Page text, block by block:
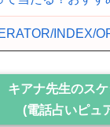
INDEX/
キアナ先生のス
(電話占いピュ